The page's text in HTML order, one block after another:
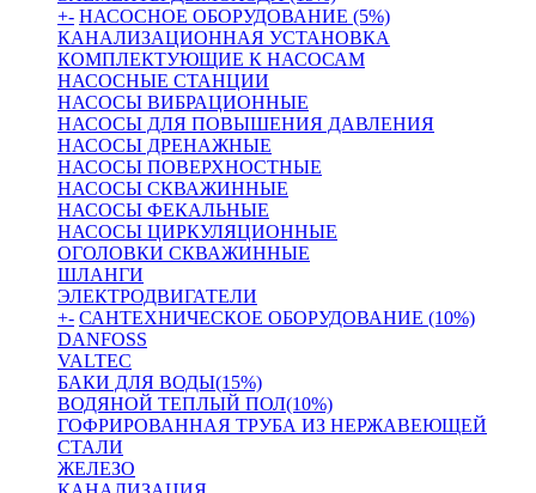
+- НАСОСНОЕ ОБОРУДОВАНИЕ (5%)
КАНАЛИЗАЦИОННАЯ УСТАНОВКА
КОМПЛЕКТУЮЩИЕ К НАСОСАМ
НАСОСНЫЕ СТАНЦИИ
НАСОСЫ ВИБРАЦИОННЫЕ
НАСОСЫ ДЛЯ ПОВЫШЕНИЯ ДАВЛЕНИЯ
НАСОСЫ ДРЕНАЖНЫЕ
НАСОСЫ ПОВЕРХНОСТНЫЕ
НАСОСЫ СКВАЖИННЫЕ
НАСОСЫ ФЕКАЛЬНЫЕ
НАСОСЫ ЦИРКУЛЯЦИОННЫЕ
ОГОЛОВКИ СКВАЖИННЫЕ
ШЛАНГИ
ЭЛЕКТРОДВИГАТЕЛИ
+- САНТЕХНИЧЕСКОЕ ОБОРУДОВАНИЕ (10%)
DANFOSS
VALTEC
БАКИ ДЛЯ ВОДЫ(15%)
ВОДЯНОЙ ТЕПЛЫЙ ПОЛ(10%)
ГОФРИРОВАННАЯ ТРУБА ИЗ НЕРЖАВЕЮЩЕЙ
СТАЛИ
ЖЕЛЕЗО